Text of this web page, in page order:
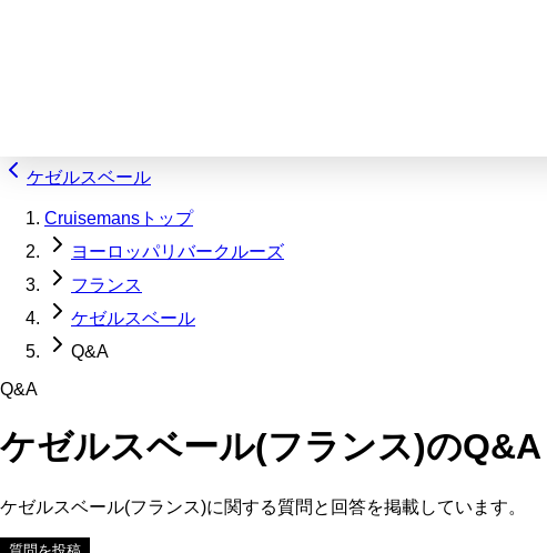
ケゼルスベール
Cruisemansトップ
ヨーロッパリバークルーズ
フランス
ケゼルスベール
Q&A
Q&A
ケゼルスベール(フランス)のQ&A
ケゼルスベール(フランス)に関する質問と回答を掲載しています。